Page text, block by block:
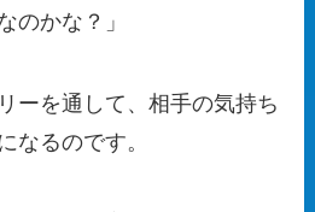
のかな？」
ーを通して、相手の気持ち
なるのです。